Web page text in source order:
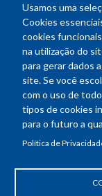
Usamos uma
Cookies
cookies
na utilização do
para gerar dados
site. Se você
com o uso de
tipos de cookies
para o futuro a
Política de
NEWSLETTER
Horário de